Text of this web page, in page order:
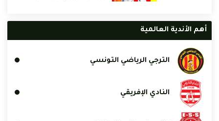
أهم الأندية العالمية
الترجي الرياضي التونسي
النادي الإفريقي